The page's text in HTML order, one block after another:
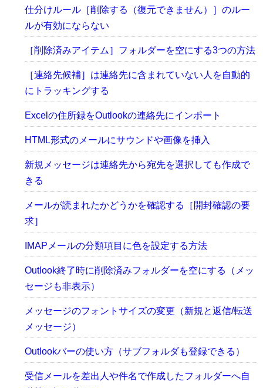
仕分けルール［削除する（復元できません）］のルー
ルが有効にならない
［削除済みアイテム］フォルダーを空にする3つの方法
［連絡先候補］は連絡先に含まれていない人を自動的
にトラッキングする
Excelの住所録をOutlookの連絡先にインポート
HTML形式のメールにサウンドや画像を挿入
新規メッセージは連絡先から宛先を選択しても作成で
きる
メールが読まれたかどうかを確認する［開封確認の要
求］
IMAPメールの分類項目に色を設定する方法
Outlook終了時に削除済みフォルダーを空にする（メッ
セージも非表示）
メッセージのフォントサイズの変更（新規と返信/転送
メッセージ）
Outlookバーの使い方（サブフォルダも登録できる）
受信メールを差出人や件名で作成したフォルダーへ自